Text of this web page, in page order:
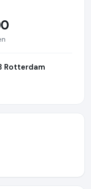
Rotterdam